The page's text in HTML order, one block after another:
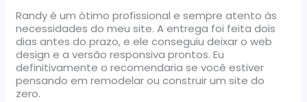
Randy é um ótimo profissional e sempre atento às
necessidades do meu site. A entrega foi feita dois
dias antes do prazo, e ele conseguiu deixar o web
design e a versão responsiva prontos. Eu
definitivamente o recomendaria se você estiver
pensando em remodelar ou construir um site do
zero.